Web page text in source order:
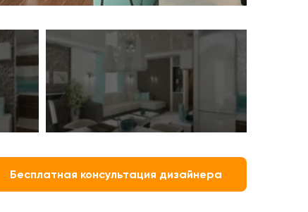
Бесплатная консультация дизайнера